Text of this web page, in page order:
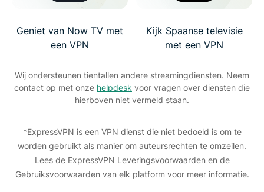
Geniet van Now TV met
een VPN
Kijk Spaanse televisie
met een VPN
Wij ondersteunen tientallen andere streamingdiensten. Neem
contact op met onze helpdesk voor vragen over diensten die
hierboven niet vermeld staan.
*ExpressVPN is een VPN dienst die niet bedoeld is om te
worden gebruikt als manier om auteursrechten te omzeilen.
Lees de ExpressVPN Leveringsvoorwaarden en de
Gebruiksvoorwaarden van elk platform voor meer informatie.